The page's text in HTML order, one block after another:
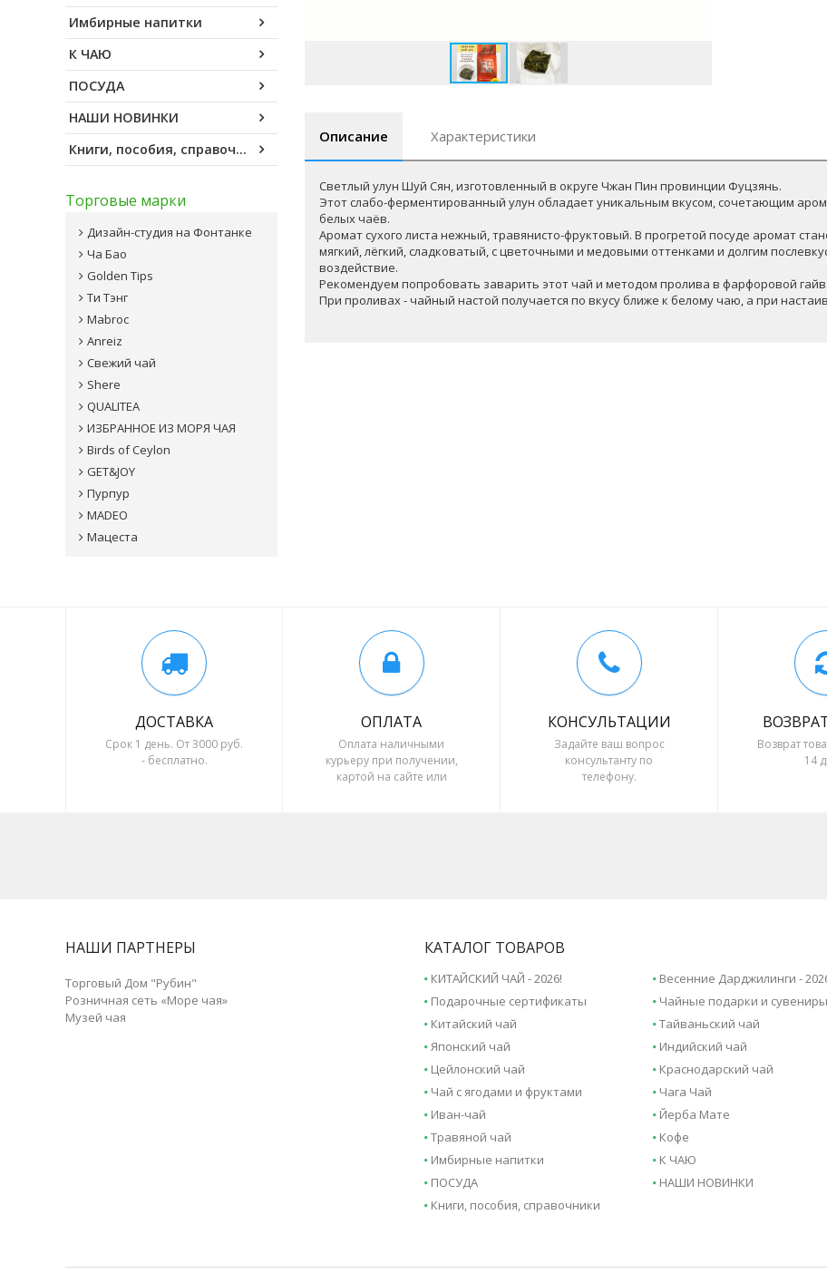
Имбирные напитки
К ЧАЮ
ПОСУДА
НАШИ НОВИНКИ
Книги, пособия, справочники
Торговые марки
Дизайн-студия на Фонтанке
Ча Бао
Golden Tips
Ти Тэнг
Mabroc
Anreiz
Свежий чай
Shere
QUALITEA
ИЗБРАННОЕ ИЗ МОРЯ ЧАЯ
Birds of Ceylon
GET&JOY
Пурпур
MADEO
Мацеста
Описание Характеристики
Светлый улун Шуй Сян, изготовленный в округе Чжан Пин провинции Фуцзянь.
Этот слабо-ферментированный улун обладает уникальным вкусом, сочетающим
белых чаёв.
Аромат сухого листа нежный, травянисто-фруктовый. В прогретой посуде аромат
мягкий, лёгкий, сладковатый, с цветочными и медовыми оттенками и долгим
воздействие.
Рекомендуем попробовать заварить этот чай и методом пролива в фарфоровой
При проливах - чайный настой получается по вкусу ближе к белому чаю, а при
ДОСТАВКА
Срок 1 день. От 3000 руб.
- бесплатно.
ОПЛАТА
Оплата наличными
курьеру при получении,
картой на сайте или
КОНСУЛЬТАЦИИ
Задайте ваш вопрос
консультанту по
телефону.
Возврат
14
НАШИ ПАРТНЕРЫ
Торговый Дом "Рубин"
Розничная сеть «Море чая»
Музей чая
КАТАЛОГ ТОВАРОВ
КИТАЙСКИЙ ЧАЙ - 2026!
Весенние Дарджилинги -
Подарочные сертификаты
Чайные подарки и сувениры
Китайский чай
Тайваньский чай
Японский чай
Индийский чай
Цейлонский чай
Краснодарский чай
Чай с ягодами и фруктами
Чага Чай
Иван-чай
Йерба Мате
Травяной чай
Кофе
Имбирные напитки
К ЧАЮ
ПОСУДА
НАШИ НОВИНКИ
Книги, пособия, справочники